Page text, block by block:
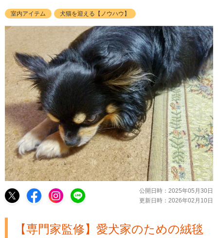
室内アイテム 犬猫を迎える【ノウハウ】
公開日時： 2025年05月30日
更新日時： 2026年02月10日
【専門家監修】愛犬家のための絨毯